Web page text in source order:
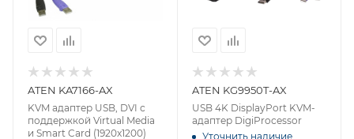
ATEN KA7166-AX
KVM адаптер USB, DVI с
поддержкой Virtual Media
и Smart Card (1920x1200)
ATEN KG9950T-AX
USB 4K DisplayPort KVM-
адаптер DigiProcessor
Уточнить наличие